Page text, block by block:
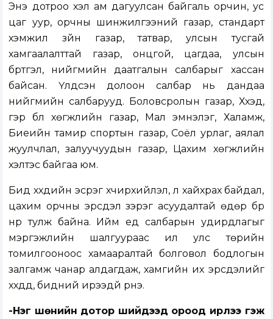
Энэ дотроо хэл ам дагуулсан байгаль орчин, ус
цаг уур, орчны шинжилгээний газар, стандарт
хэмжил зүйн газар, татвар, улсын тусгай
хамгаалалттай газар, онцгой, цагдаа, улсын
бүртгэл, нийгмийн даатгалын салбарыг хассан
байсан. Үлдсэн долоон салбар нь дандаа
нийгмийн салбарууд. Боловсролын газар, Хүүхэд,
гэр бүл хөгжлийн газар, Мал эмнэлэг, Халамж,
Биеийн тамир спортын газар, Соёл урлаг, аялал
жуулчлал, залуучуудын газар, Цахим хөгжлийн
хэлтэс байгаа юм.
Бид хүүхдийн эсрэг хүчирхийлэл, үл хайхрах байдал,
цахим орчны эрсдэл зэрэг асуудалтай өдөр бүр
нүүр тулж байна. Ийм үед салбарын удирдлагыг
мэргэжлийн шалгуураас илүү улс төрийн
томилгооноос хамааралтай болговол бодлогын
залгамж чанар алдагдаж, хамгийн их эрсдэлийг
хүүхдүүд, бидний ирээдүй үүрнэ.
-Нэг шөнийн дотор шийдээд ороод ирлээ гэж